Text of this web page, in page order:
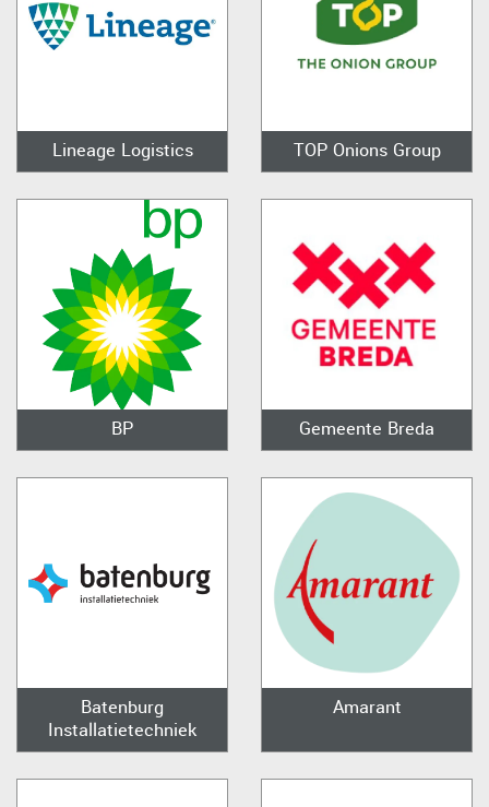
Lineage Logistics TOP Onions Group
BP Gemeente Breda
Batenburg
Installatietechniek
Amarant